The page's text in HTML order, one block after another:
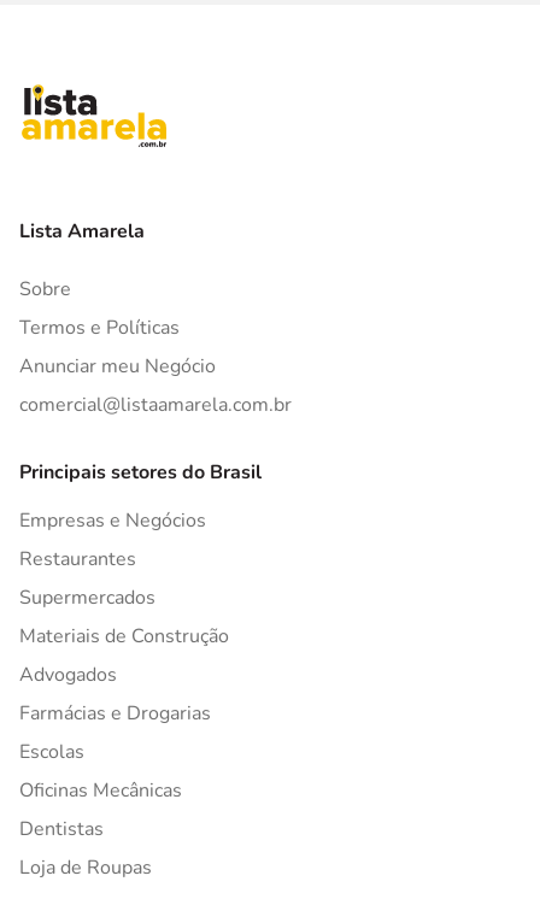
Lista Amarela
Sobre
Termos e Políticas
Anunciar meu Negócio
comercial@listaamarela.com.br
Principais setores do Brasil
Empresas e Negócios
Restaurantes
Supermercados
Materiais de Construção
Advogados
Farmácias e Drogarias
Escolas
Oficinas Mecânicas
Dentistas
Loja de Roupas